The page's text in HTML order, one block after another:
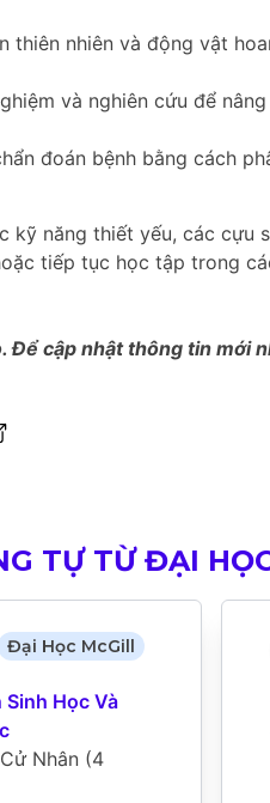
thiên nhiên và động vật
và nghiên cứu để
đoán bệnh bằng cách
năng thiết yếu, các cựu
tiếp tục học tập trong
cập nhật thông tin mới
TỰ TỪ ĐẠI
Đại Học McGill
Sinh Học Và
Nhân (4